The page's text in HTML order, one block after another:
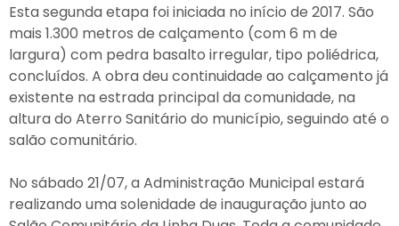
Esta segunda etapa foi iniciada no início de 2017. São
mais 1.300 metros de calçamento (com 6 m de
largura) com pedra basalto irregular, tipo poliédrica,
concluídos. A obra deu continuidade ao calçamento já
existente na estrada principal da comunidade, na
altura do Aterro Sanitário do município, seguindo até o
salão comunitário.
No sábado 21/07, a Administração Municipal estará
realizando uma solenidade de inauguração junto ao